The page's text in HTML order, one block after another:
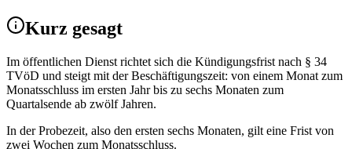
Kurz gesagt
Im öffentlichen Dienst richtet sich die Kündigungsfrist nach § 34
TVöD und steigt mit der Beschäftigungszeit: von einem Monat zum
Monatsschluss im ersten Jahr bis zu sechs Monaten zum
Quartalsende ab zwölf Jahren.
In der Probezeit, also den ersten sechs Monaten, gilt eine Frist von
zwei Wochen zum Monatsschluss.